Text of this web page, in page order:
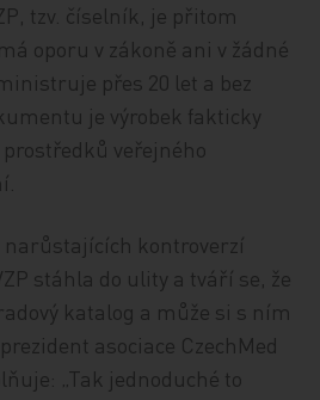
tzv. číselník, je přitom
oporu v zákoně ani v žádné
přes 20 let a bez
je výrobek fakticky
veřejného
narůstajících kontroverzí
stáhla do ulity a tváří se, že
katalog a může si s ním
asociace CzechMed
„Tak jednoduché to